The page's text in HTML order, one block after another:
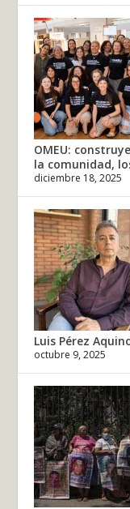
OMEU:
la comunidad,
diciembre 18, 2025
Luis Pérez
octubre 9, 2025